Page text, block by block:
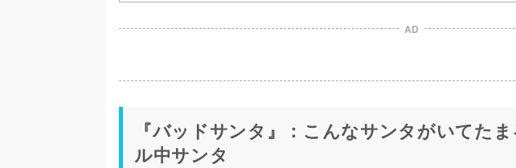
AD
『バッドサンタ』：こんなサンタがいてた
ル中サンタ